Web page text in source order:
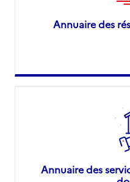
Annuaire des
Annuaire des